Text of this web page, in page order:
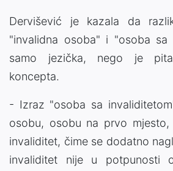
Dervišević je kazala da
"invalidna osoba" i "osoba sa
samo jezička, nego je
koncepta.
- Izraz "osoba sa
osobu, osobu na prvo
invaliditet, čime se dodatno
invaliditet nije u potpunosti